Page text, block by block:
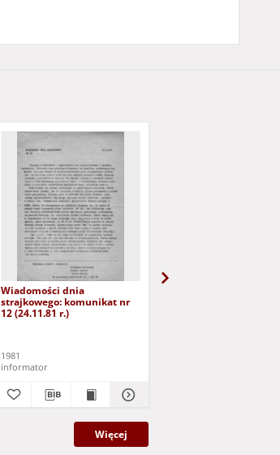
Wiadomości dnia
strajkowego: komunikat nr
12 (24.11.81 r.)
1981
informator
Więcej